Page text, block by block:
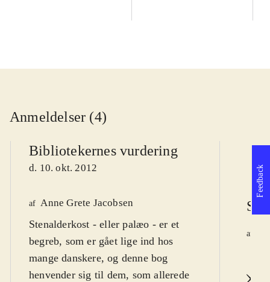
Anmeldelser (4)
Bibliotekernes vurdering
d. 10. okt. 2012
af Anne Grete Jacobsen
Stenalderkost - eller palæo - er et
begreb, som er gået lige ind hos
mange danskere, og denne bog
henvender sig til dem, som allerede
af
Feedback